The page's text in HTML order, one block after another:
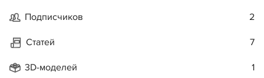
Подписчиков 2
Статей 7
3D-моделей 1